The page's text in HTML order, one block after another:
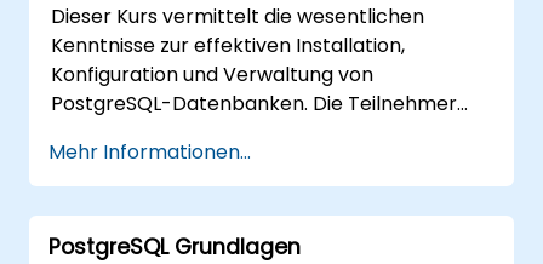
effizient zu optimieren, Backups zu verwalten,
Überwachungssysteme einzurichten sowie
robuste Konfigurationen für produktive
Umgebungen mit hohen Anforderungen an
Zuverlässigkeit und Skalierbarkeit zu erstellen.
Dieser Kurs vermittelt die wesentlichen
Kenntnisse zur effektiven Installation,
Konfiguration und Verwaltung von
PostgreSQL-Datenbanken. Die Teilnehmer
Benutzerverwaltung handhabt, Backups und
Wiederherstellungen durchführt, Protokolle
verwaltet sowie grundlegende Parameter
anpasst. Durch praktische Übungen
Mehr Informationen...
PostgreSQL Grundlagen